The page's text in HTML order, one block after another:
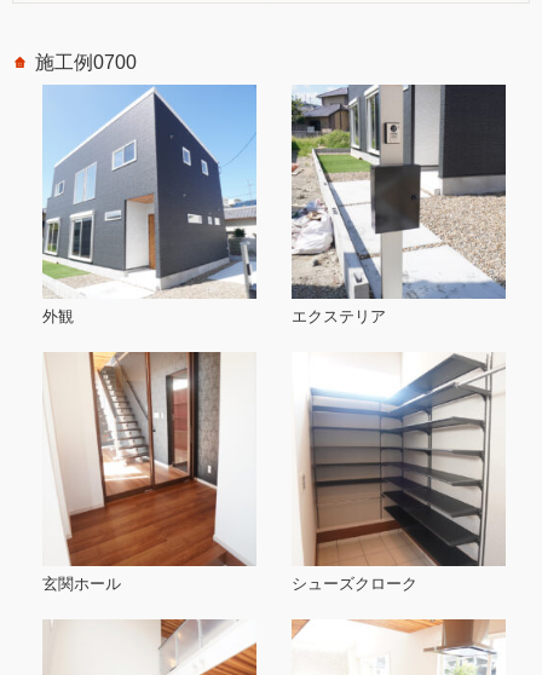
施工例0700
外観 エクステリア
玄関ホール シューズクローク